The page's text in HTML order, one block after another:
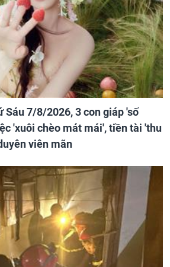
Sáu 7/8/2026, 3 con giáp 'số
'xuôi chèo mát mái', tiền tài 'thu
viên mãn